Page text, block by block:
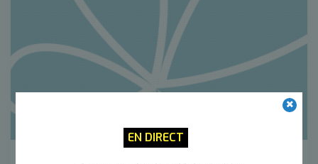
EN DIRECT